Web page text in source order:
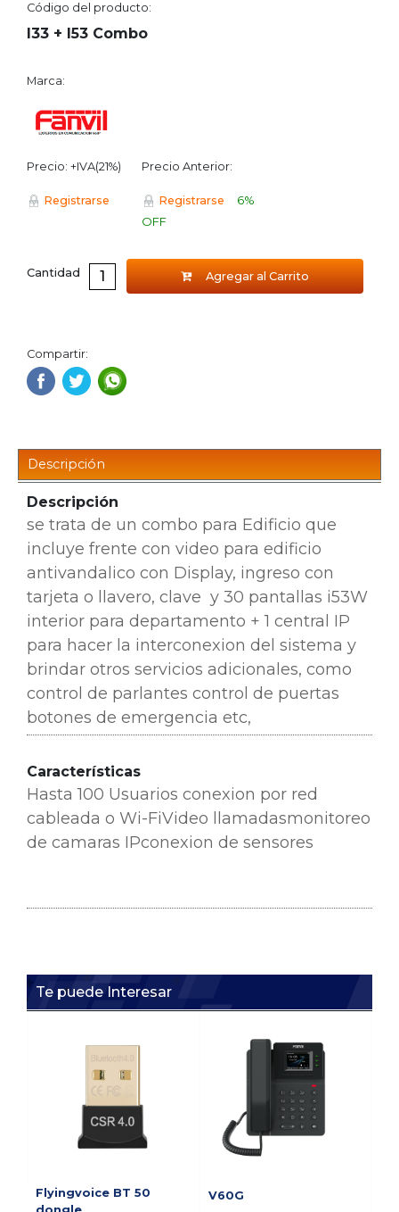
Código del producto:
I33 + I53 Combo
Marca:
Precio: +IVA(21%)
Registrarse
Precio Anterior:
Registrarse
6%
OFF
Cantidad Agregar al Carrito
Compartir:
Descripción
Descripción
se trata de un combo para Edificio que
incluye frente con video para edificio
antivandalico con Display, ingreso con
tarjeta o llavero, clave y 30 pantallas i53W
interior para departamento + 1 central IP
para hacer la interconexion del sistema y
brindar otros servicios adicionales, como
control de parlantes control de puertas
botones de emergencia etc,
Características
Hasta 100 Usuarios conexion por red
cableada o Wi-FiVideo llamadasmonitoreo
de camaras IPconexion de sensores
Te puede Interesar
Flyingvoice BT 50
V60G